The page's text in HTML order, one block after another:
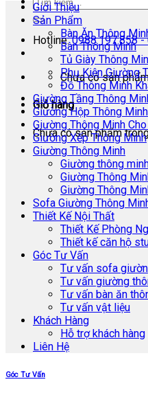
Hotline:0988.197.858 -
Chưa có sản
Giỏ hàng
Chưa có sản phẩm
Giới Thiệu
Sản Phẩm
Bàn Ăn Thông
Bàn Thông Minh
Tủ Giày Thông
Phụ Kiện Giường
Đồ Thông Minh
Giường Tầng Thông
Giường Hộp Thông Minh
Giường Thông Minh
Giường Xếp Thông Minh
Giường Thông Minh
Giường thông
Giường Thông
Giường Thông
Sofa Giường Thông
Thiết Kế Nội Thất
Thiết Kế Phòng
Thiết kế căn hộ
Góc Tư Vấn
Tư vấn sofa
Tư vấn giường
Tư vấn bàn ăn
Tư vấn vật liệu
Khách Hàng
Hỗ trợ khách hàng
Liên Hệ
Góc Tư Vấn